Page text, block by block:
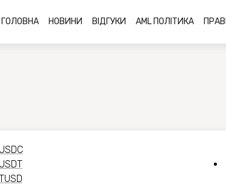
ГОЛОВНА НОВИНИ ВІДГУКИ AML ПОЛІТИКА
USDC
USDT